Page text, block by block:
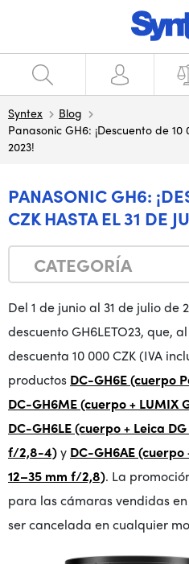
Syntex
Blog
Panasonic GH6: ¡Descuento de
2023!
PANASONIC GH6:
CZK HASTA EL 31 DE
CATEGORÍA
Del 1 de junio al 31 de julio de
descuento GH6LETO23, que,
descuenta 10 000 CZK (IVA
productos DC-GH6E (cuerpo
DC-GH6ME (cuerpo + LUMIX
DC-GH6LE (cuerpo + Leica
f/2,8-4)y DC-GH6AE
12–35 mm f/2,8). La
para las cámaras vendidas
ser cancelada en cualquier